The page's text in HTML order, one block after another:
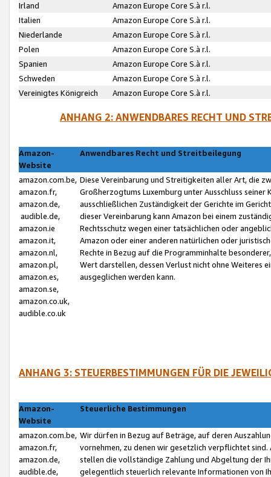
Irland
Amazon Europe Core S.à r.l.
Italien
Amazon Europe Core S.à r.l.
Niederlande
Amazon Europe Core S.à r.l.
Polen
Amazon Europe Core S.à r.l.
Spanien
Amazon Europe Core S.à r.l.
Schweden
Amazon Europe Core S.à r.l.
Vereinigtes Königreich
Amazon Europe Core S.à r.l.
ANHANG 2: ANWENDBARES RECHT UND
Amazon-
Website
Anwendbares Recht und Streitbeilegung
amazon.com.be,
amazon.fr,
amazon.de,
audible.de,
amazon.ie
amazon.it,
amazon.nl,
amazon.pl,
amazon.es,
amazon.se,
amazon.co.uk,
audible.co.uk
Diese Vereinbarung und Streitigkeiten aller Art, die
Großherzogtums Luxemburg unter Ausschluss
ausschließlichen Zuständigkeit der Gerichte im
dieser Vereinbarung kann Amazon bei einem
Rechtsschutz wegen einer tatsächlichen oder
Amazon oder einer anderen natürlichen oder
Rechte in Bezug auf die Programminhalte
Wert darstellen, dessen Verlust nicht ohne Weiteres
ausgeglichen werden kann.
ANHANG 3: STEUERBESTIMMUNGEN FÜR DIE
Amazon-
Website
Steuerliche Bestimmungen
amazon.com.be,
amazon.fr,
amazon.de,
audible.de,
Wir dürfen in Bezug auf Beträge, auf deren
vornehmen, zu denen wir gesetzlich verpflichtet
stellen die vollständige Zahlung und Abgeltung der
gelegentlich steuerlich relevante Informationen von